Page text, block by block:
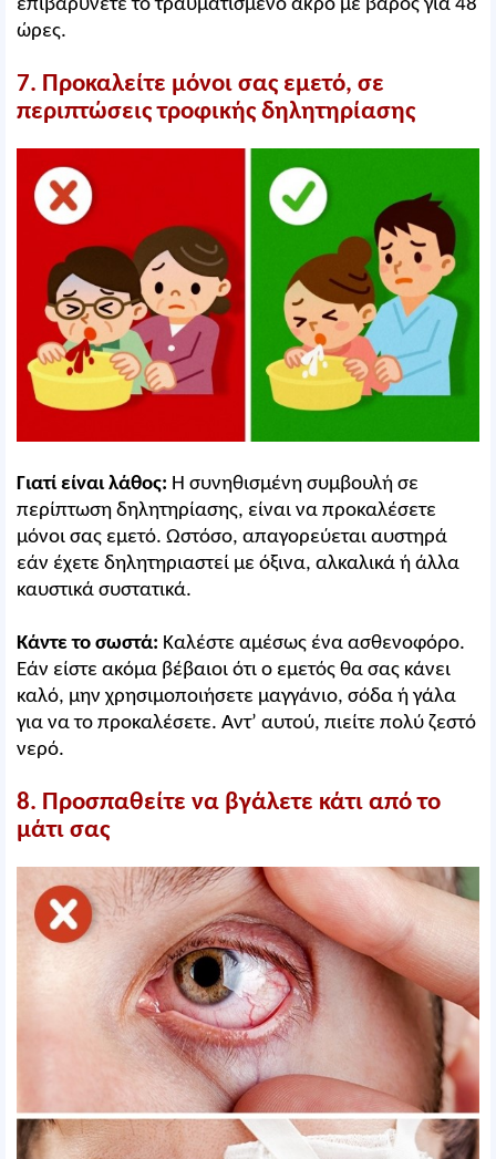
επιβαρύνετε το τραυματισμένο άκρο με βάρος για 48
ώρες.
7. Προκαλείτε μόνοι σας εμετό, σε
περιπτώσεις τροφικής δηλητηρίασης
Γιατί είναι λάθος: Η συνηθισμένη συμβουλή σε
περίπτωση δηλητηρίασης, είναι να προκαλέσετε
μόνοι σας εμετό. Ωστόσο, απαγορεύεται αυστηρά
εάν έχετε δηλητηριαστεί με όξινα, αλκαλικά ή άλλα
καυστικά συστατικά.
Κάντε το σωστά: Καλέστε αμέσως ένα ασθενοφόρο.
Εάν είστε ακόμα βέβαιοι ότι ο εμετός θα σας κάνει
καλό, μην χρησιμοποιήσετε μαγγάνιο, σόδα ή γάλα
για να το προκαλέσετε. Αντ’ αυτού, πιείτε πολύ ζεστό
νερό.
8. Προσπαθείτε να βγάλετε κάτι από το
μάτι σας